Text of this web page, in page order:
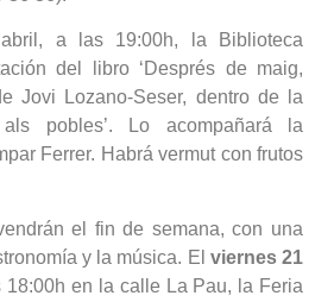
a las 19:00h, la Biblioteca
del libro ‘Després de maig,
Jovi Lozano-Seser, dentro de la
als pobles’. Lo acompañará la
Ferrer. Habrá vermut con frutos
el fin de semana, con una
y la música. El viernes 21
18:00h en la calle La Pau, la Feria